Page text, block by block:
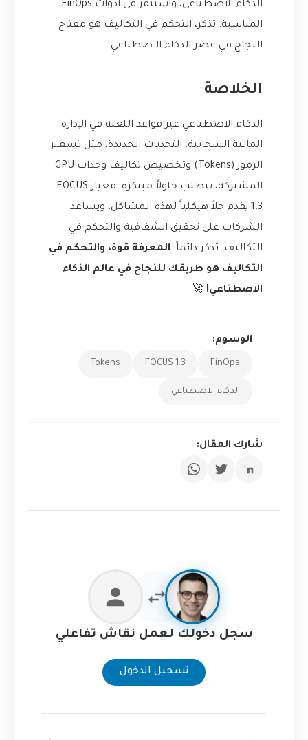
الذكاء الاصطناعي، واستثمر في أدوات FinOps
المناسبة. تذكر، التحكم في التكاليف هو مفتاح
النجاح في عصر الذكاء الاصطناعي.
الخلاصة
الذكاء الاصطناعي غير قواعد اللعبة في الإدارة
المالية السحابية. التحديات الجديدة، مثل تسعير
الرموز (Tokens) وتخصيص تكاليف وحدات GPU
المشتركة، تتطلب حلولاً مبتكرة. معيار FOCUS
1.3 يقدم حلاً هيكلياً لهذه المشاكل، ويساعد
الشركات على تحقيق الشفافية والتحكم في
التكاليف. تذكر دائماً: المعرفة قوة، والتحكم في
التكاليف هو طريقك للنجاح في عالم الذكاء
الاصطناعي! 🚀
الوسوم:
FinOps
FOCUS 1.3
Tokens
الذكاء الاصطناعي
شارك المقال:
سجل دخولك لعمل نقاش تفاعلي
تسجيل الدخول